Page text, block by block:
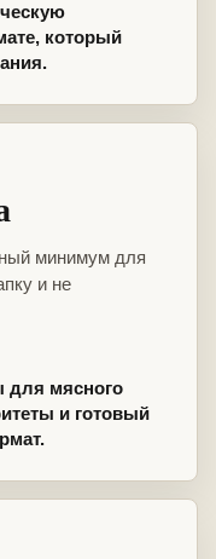
который
минимум для
и не
для мясного
и готовый